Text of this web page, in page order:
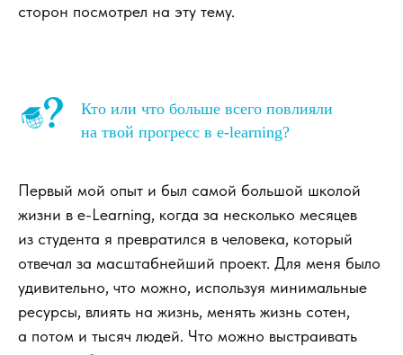
сторон посмотрел на эту тему.
Кто или что больше всего повлияли
на твой прогресс в e-learning?
Первый мой опыт и был самой большой школой
жизни в e-Learning, когда за несколько месяцев
из студента я превратился в человека, который
отвечал за масштабнейший проект. Для меня было
удивительно, что можно, используя минимальные
ресурсы, влиять на жизнь, менять жизнь сотен,
а потом и тысяч людей. Что можно выстраивать